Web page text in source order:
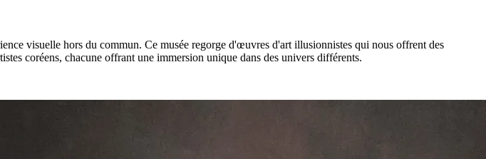
visuelle hors du commun. Ce musée regorge d'œuvres d'art illusionnistes qui nous offrent des
coréens, chacune offrant une immersion unique dans des univers différents.